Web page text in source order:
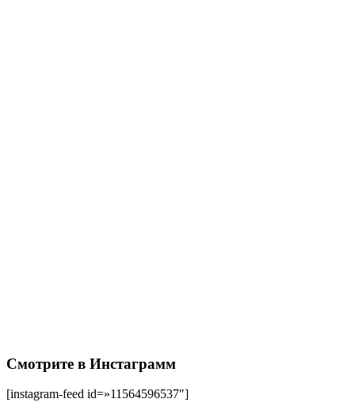
Смотрите в Инстаграмм
[instagram-feed id=»11564596537″]